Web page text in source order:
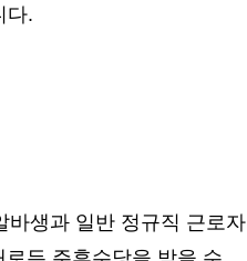
다.
바생과 일반 정규직 근로자